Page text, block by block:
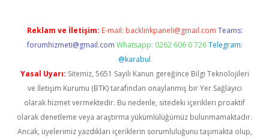
Reklam ve İletişim: E-mail: backlinkpaneli@gmail.com Teams:
forumhizmeti@gmail.com Whatsapp: 0262 606 0 726 Telegram:
@karabul
Yasal Uyarı: Sitemiz, 5651 Sayılı Kanun gereğince Bilgi Teknolojileri
ve İletişim Kurumu (BTK) tarafından onaylanmış bir Yer Sağlayıcı
olarak hizmet vermektedir. Bu nedenle, sitedeki içerikleri proaktif
olarak denetleme veya araştırma yükümlülüğümüz bulunmamaktadır.
Ancak, üyelerimiz yazdıkları içeriklerin sorumluluğunu taşımakta olup,